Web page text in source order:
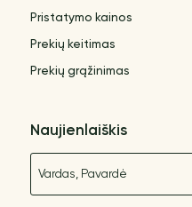
Pristatymo kainos
Prekių keitimas
Prekių grąžinimas
Naujienlaiškis